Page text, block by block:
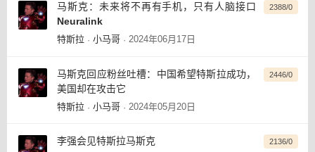
马斯克：未来将不再有手机，只有人脑接口
Neuralink
特斯拉 · 小马哥 · 2024年06月17日
2388/0
马斯克回应粉丝吐槽：中国希望特斯拉成功，
美国却在攻击它
特斯拉 · 小马哥 · 2024年05月20日
2446/0
李强会见特斯拉马斯克 2136/0